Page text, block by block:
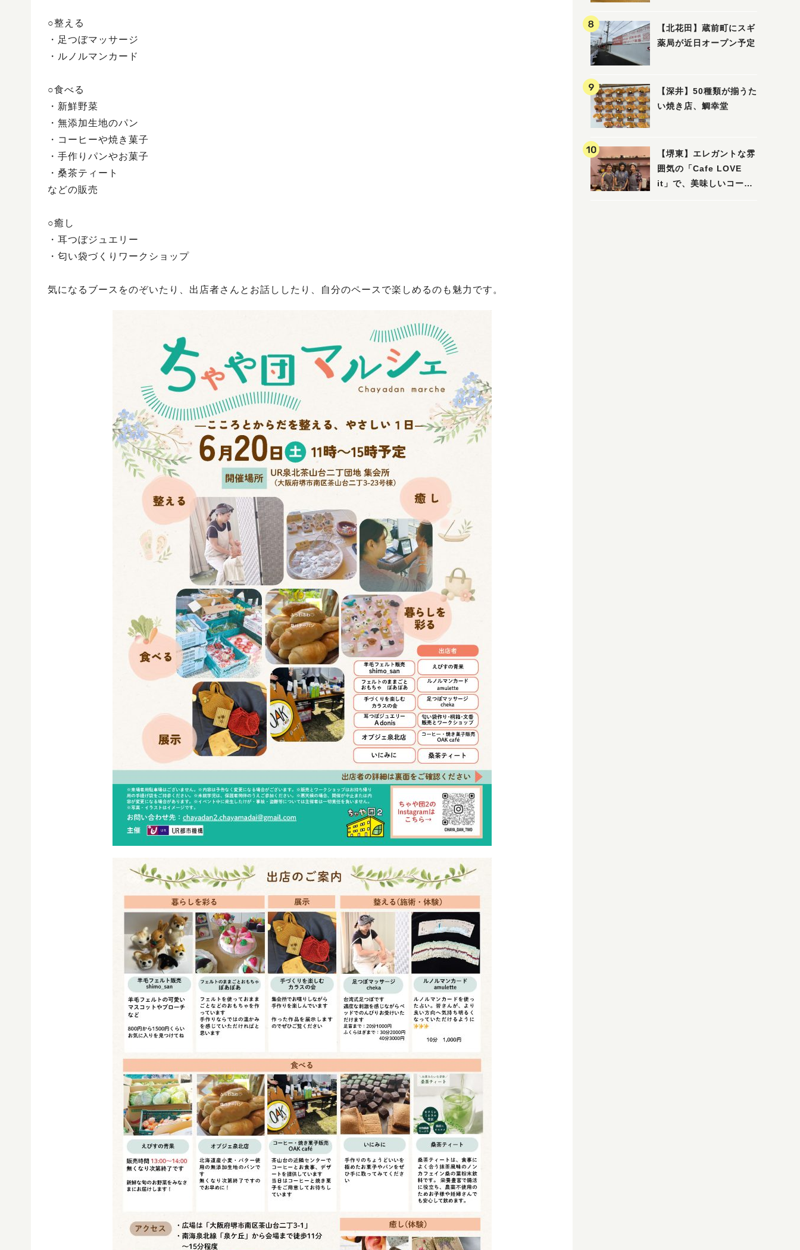
○整える
・足つぼマッサージ
・ルノルマンカード
○食べる
・新鮮野菜
・無添加生地のパン
・コーヒーや焼き菓子
・手作りパンやお菓子
・桑茶ティート
などの販売
○癒し
・耳つぼジュエリー
・匂い袋づくりワークショップ
気になるブースをのぞいたり、出店者さんとお話ししたり、自分のペースで楽しめるのも魅力です。
【北花田】蔵前町にスギ
薬局が近日オープン予定
【深井】50種類が揃うた
い焼き店、鯛幸堂
【堺東】エレガントな雰
囲気の「Cafe LOVE
it」で、美味しいコーヒ